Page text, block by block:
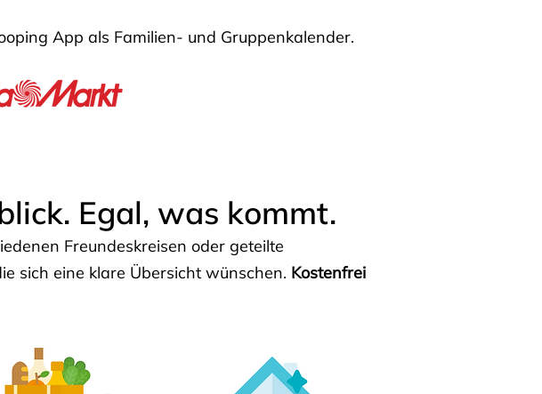
App als Familien- und Gruppenkalender.
Egal, was kommt.
Freundeskreisen oder geteilte
sich eine klare Übersicht wünschen. Kostenfrei